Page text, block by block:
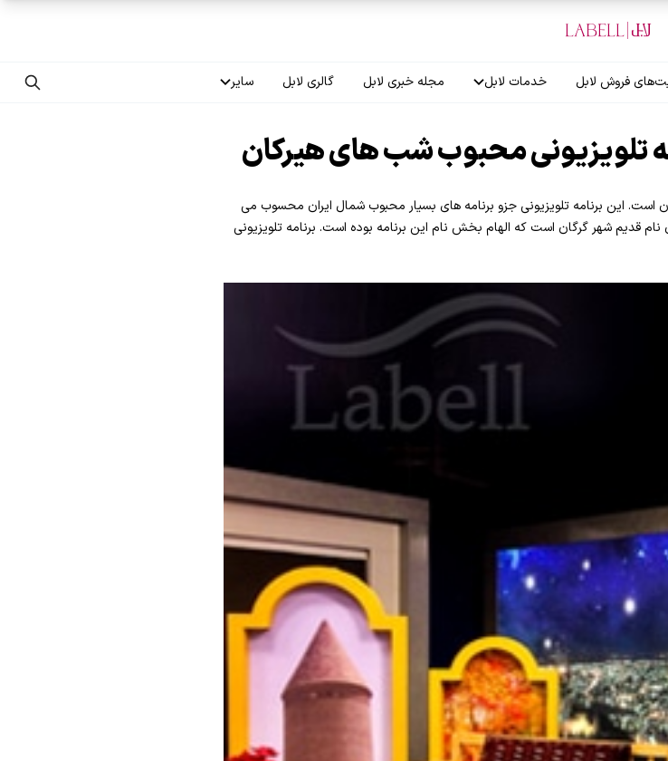
فروش لابل خدمات لابل
گارانتی لابل
مجله خبری لابل گالری لابل سایر
درباره ما
سوالات متداول
تلویزیونی محبوب شب های هیرکان
این برنامه تلویزیونی جزو برنامه های بسیار محبوب شمال ایران محسوب می
قدیم شهر گرگان است که الهام بخش نام این برنامه بوده است. برنامه تلویزیونی